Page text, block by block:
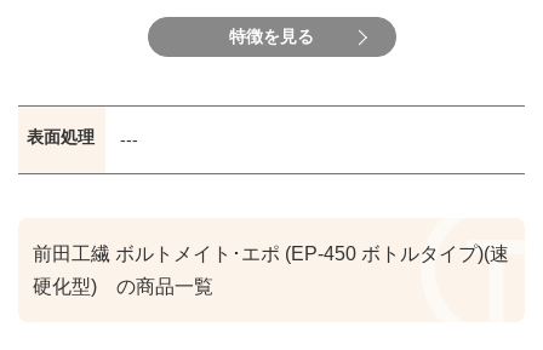
特徴を見る
表面処理 ---
前田工繊 ボルトメイト･エポ (EP-450 ボトルタイプ)(速
硬化型) の商品一覧